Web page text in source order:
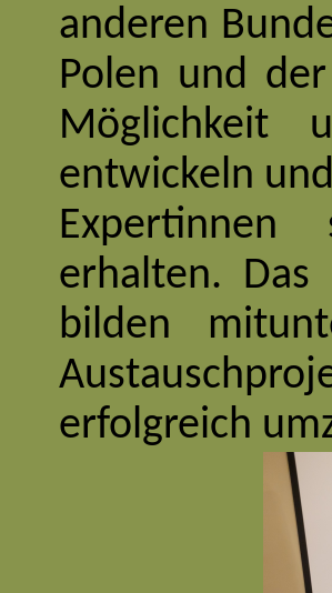
anderen
Polen und
Möglichkeit
entwickeln
Expertinnen
erhalten.
bilden
erfolgreich